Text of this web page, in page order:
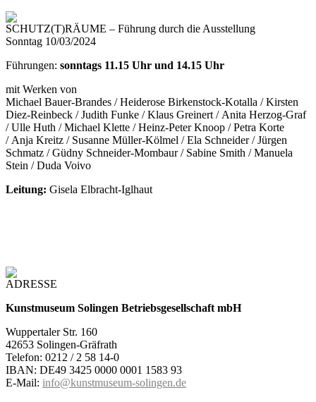
SCHUTZ(T)RÄUME – Führung durch die Ausstellung
Sonntag 10/03/2024
Führungen: sonntags 11.15 Uhr und 14.15 Uhr
mit Werken von
Michael Bauer-Brandes / Heiderose Birkenstock-Kotalla / Kirsten
Diez-Reinbeck / Judith Funke / Klaus Greinert / Anita Herzog-Graf
/ Ulle Huth / Michael Klette / Heinz-Peter Knoop / Petra Korte
/ Anja Kreitz / Susanne Müller-Kölmel / Ela Schneider / Jürgen
Schmatz / Güdny Schneider-Mombaur / Sabine Smith / Manuela
Stein / Duda Voivo
Leitung: Gisela Elbracht-Iglhaut
ADRESSE
Kunstmuseum Solingen Betriebsgesellschaft mbH
Wuppertaler Str. 160
42653 Solingen-Gräfrath
Telefon: 0212 / 2 58 14-0
IBAN: DE49 3425 0000 0001 1583 93
E-Mail: info@kunstmuseum-solingen.de